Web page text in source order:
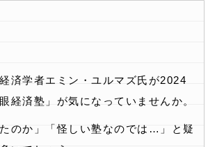
済学者エミン・ユルマズ氏が2024
経済塾」が気になっていませんか。
たのか」「怪しい塾なのでは…」と疑